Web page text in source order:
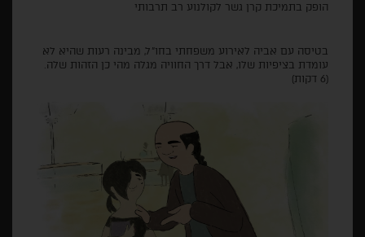
הופק בתמיכת קרן גשר לקולנוע רב תרבותי
בטיסה עם אביה לאירוע משפחתי בחו"ל, מבינה רעות שהיא לא
עומדת בציפיות שלו, אבל דרך החוויה מגלה מהי כן הזהות שלה.
(6 דקות)